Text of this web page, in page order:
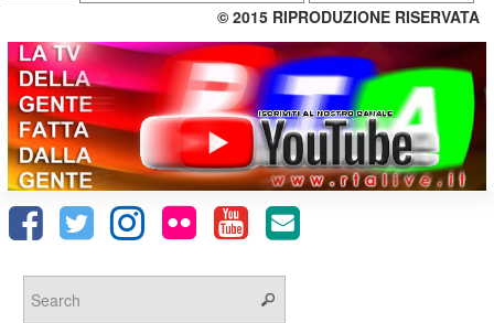
© 2015 RIPRODUZIONE RISERVATA